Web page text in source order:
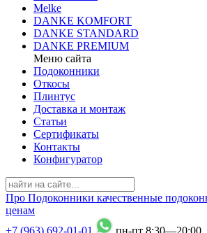
Melke
DANKE KOMFORT
DANKE STANDARD
DANKE PREMIUM
Меню сайта
Подоконники
Откосы
Плинтус
Доставка и монтаж
Статьи
Сертификаты
Контакты
Конфигуратор
Про Подоконники качественные
ценам
+7 (963) 692-01-01
пн-пт 8:30—20:00